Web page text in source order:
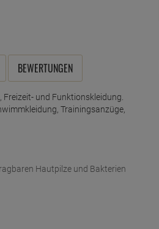
BEWERTUNGEN
und Funktionskleidung.
Trainingsanzüge,
Hautpilze und Bakterien